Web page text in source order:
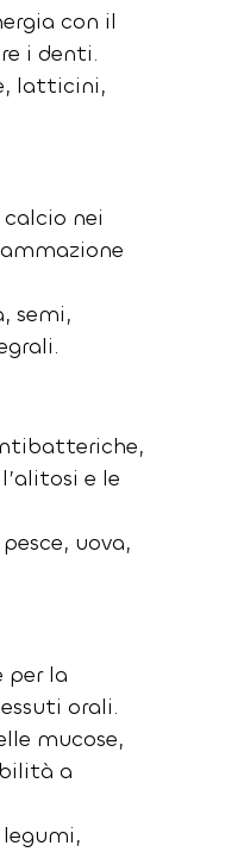
con il
i denti.
latticini,
nei
semi,
e le
uova,
per la
orali.
mucose,
a